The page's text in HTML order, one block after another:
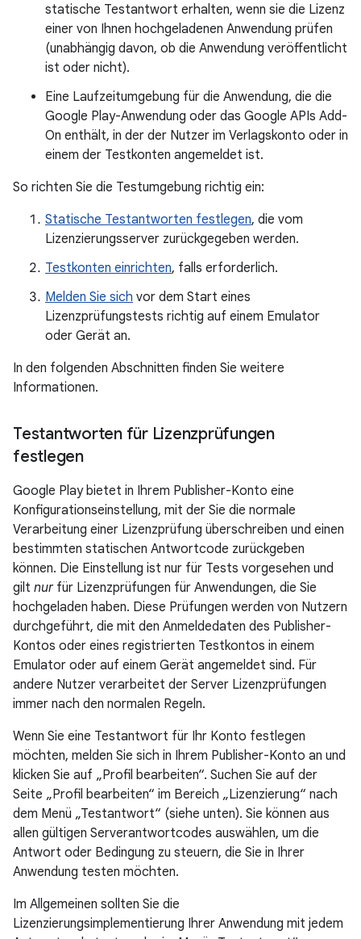
statische Testantwort erhalten, wenn sie die Lizenz
einer von Ihnen hochgeladenen Anwendung prüfen
(unabhängig davon, ob die Anwendung veröffentlicht
ist oder nicht).
Eine Laufzeitumgebung für die Anwendung, die die
Google Play-Anwendung oder das Google APIs Add-
On enthält, in der der Nutzer im Verlagskonto oder in
einem der Testkonten angemeldet ist.
So richten Sie die Testumgebung richtig ein:
Statische Testantworten festlegen, die vom
Lizenzierungsserver zurückgegeben werden.
Testkonten einrichten, falls erforderlich.
Melden Sie sich vor dem Start eines
Lizenzprüfungstests richtig auf einem Emulator
oder Gerät an.
In den folgenden Abschnitten finden Sie weitere
Informationen.
Testantworten für Lizenzprüfungen
festlegen
Google Play bietet in Ihrem Publisher-Konto eine
Konfigurationseinstellung, mit der Sie die normale
Verarbeitung einer Lizenzprüfung überschreiben und einen
bestimmten statischen Antwortcode zurückgeben
können. Die Einstellung ist nur für Tests vorgesehen und
gilt nurfür Lizenzprüfungen für Anwendungen, die Sie
hochgeladen haben. Diese Prüfungen werden von Nutzern
durchgeführt, die mit den Anmeldedaten des Publisher-
Kontos oder eines registrierten Testkontos in einem
Emulator oder auf einem Gerät angemeldet sind. Für
andere Nutzer verarbeitet der Server Lizenzprüfungen
immer nach den normalen Regeln.
Wenn Sie eine Testantwort für Ihr Konto festlegen
möchten, melden Sie sich in Ihrem Publisher-Konto an und
klicken Sie auf „Profil bearbeiten“. Suchen Sie auf der
Seite „Profil bearbeiten“ im Bereich „Lizenzierung“ nach
dem Menü „Testantwort“ (siehe unten). Sie können aus
allen gültigen Serverantwortcodes auswählen, um die
Antwort oder Bedingung zu steuern, die Sie in Ihrer
Anwendung testen möchten.
Im Allgemeinen sollten Sie die
Lizenzierungsimplementierung Ihrer Anwendung mit jedem